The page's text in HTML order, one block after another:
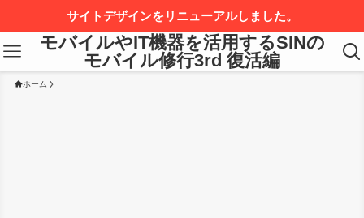
サイトデザインをリニューアルしました。
モバイルやIT機器を活用するSINの
モバイル修行3rd 復活編
ホーム